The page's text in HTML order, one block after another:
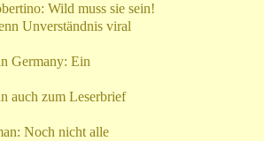
Wild muss sie sein!
Unverständnis viral
Germany: Ein
auch zum Leserbrief
Noch nicht alle